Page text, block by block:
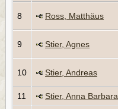
8 Ross, Matthäus
9 Stier, Agnes
10 Stier, Andreas
11 Stier, Anna Barbara